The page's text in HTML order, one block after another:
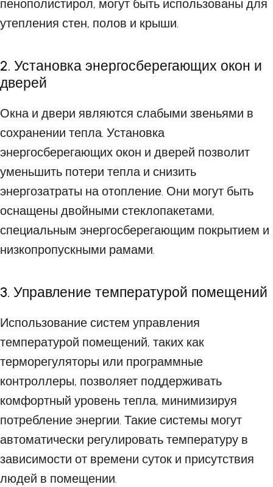
пенополистирол, могут быть использованы для
утепления стен, полов и крыши.
2. Установка энергосберегающих окон и
дверей
Окна и двери являются слабыми звеньями в
сохранении тепла. Установка
энергосберегающих окон и дверей позволит
уменьшить потери тепла и снизить
энергозатраты на отопление. Они могут быть
оснащены двойными стеклопакетами,
специальным энергосберегающим покрытием и
низкопропускными рамами.
3. Управление температурой помещений
Использование систем управления
температурой помещений, таких как
терморегуляторы или программные
контроллеры, позволяет поддерживать
комфортный уровень тепла, минимизируя
потребление энергии. Такие системы могут
автоматически регулировать температуру в
зависимости от времени суток и присутствия
людей в помещении.